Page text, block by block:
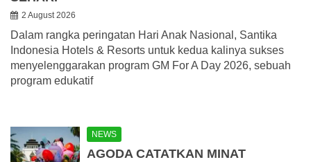
2 August 2026
Dalam rangka peringatan Hari Anak Nasional, Santika
Indonesia Hotels & Resorts untuk kedua kalinya sukses
menyelenggarakan program GM For A Day 2026, sebuah
program edukatif
NEWS
AGODA CATATKAN MINAT